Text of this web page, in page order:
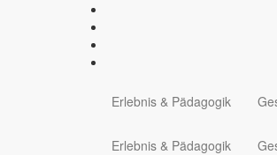
Erlebnis & Pädagogik
Erlebnis & Pädagogik
Aostatal